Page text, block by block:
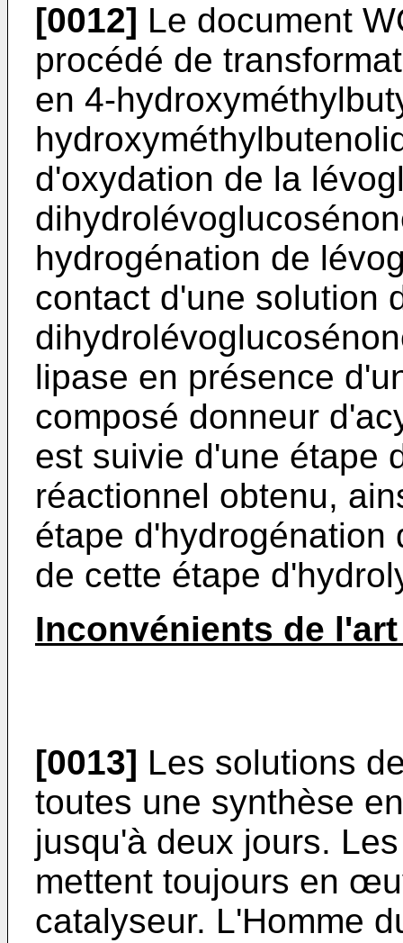
[0012] Le document
procédé de
en 4-
d'oxydation de la
hydrogénation de
contact d'une solution
lipase en présence
composé donneur
est suivie d'une étape
réactionnel obtenu,
étape d'hydrogénation
de cette étape
Inconvénients de
[0013] Les solutions
toutes une synthèse
jusqu'à deux jours.
mettent toujours en
catalyseur. L'Homme